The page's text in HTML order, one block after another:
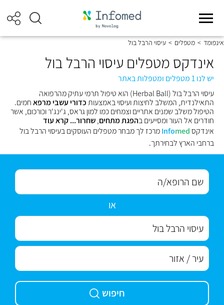
אינפומד > מטפלים > עיסוי הרבל בול
אינדקס מטפלים עיסוי הרבל בול
יש לנו 1 מטפלים ומטפלות באתר
עיסוי הרבל בול (Herbal Ball) הוא טיפול תרמי עתיק מהרפואה
התאילנדית, המשלב לחיצות ועיסוי באמצעותכדורי עשבי מרפאחמים.
הטיפול משלב שמנים אתריים וצמחים כמו למון גראס, ג'ינג'ר וכורכום, אשר
חודרים אל העור ומסייעים בהפגת מתחים,שחרור...קרא עוד
אינדקס
Infomed
מרכז לך מבחר מטפלים העוסקים בעיסוי הרבל בול
ברחבי הארץ לבחירתך.
או
חיפוש